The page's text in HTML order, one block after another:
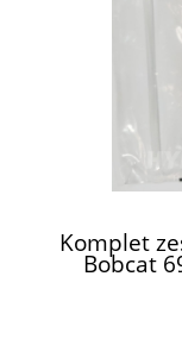
Komplet
Bobcat